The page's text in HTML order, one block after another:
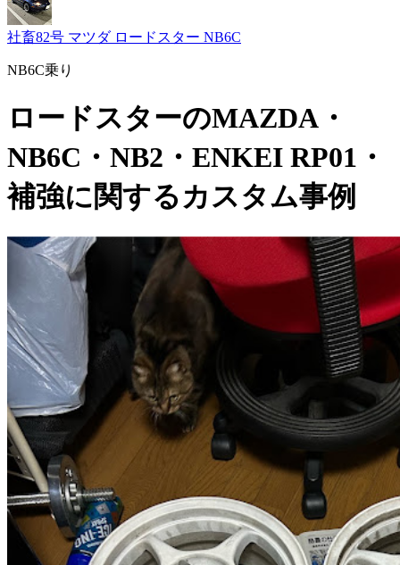
社畜82号 マツダ ロードスター NB6C
NB6C乗り
ロードスターのMAZDA・
NB6C・NB2・ENKEI RP01・
補強に関するカスタム事例